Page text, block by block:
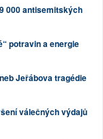
000 antisemitských
potravin a energie
Jeřábova tragédie
válečných výdajů